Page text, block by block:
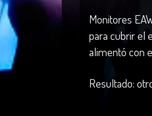
Monitores
para cubrir el
alimentó con
Resultado: